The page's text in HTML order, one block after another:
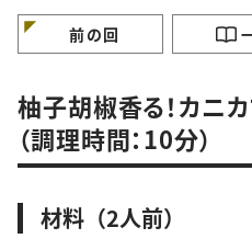
マすぎる
前の回
柚子胡椒香る！カニ
（調理時間：10分）
材料（2人前）